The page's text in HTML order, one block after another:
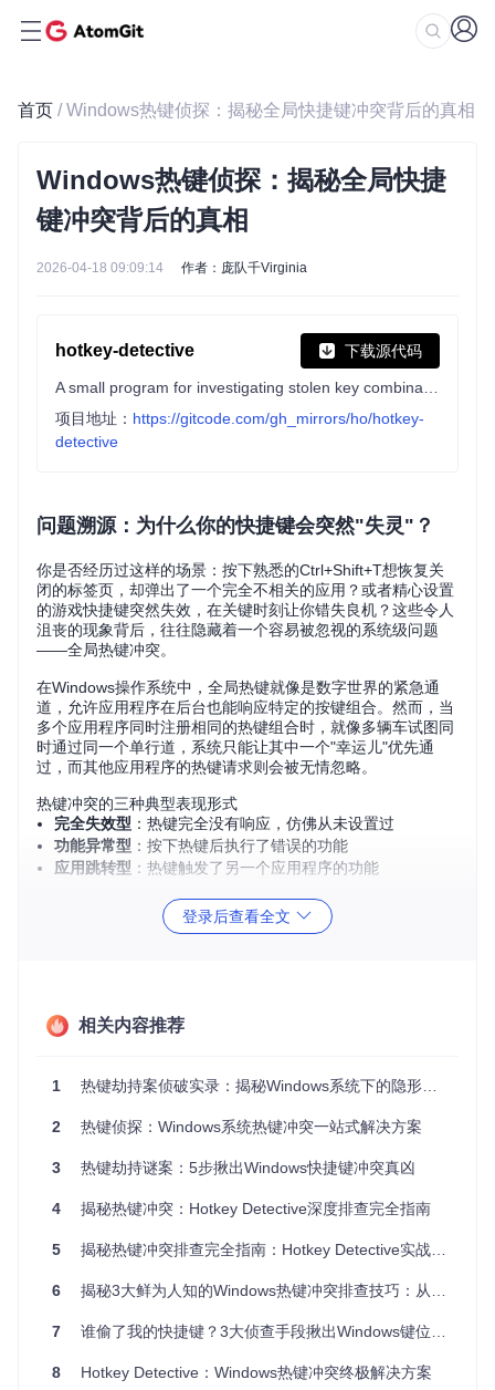
首页 / Windows热键侦探：揭秘全局快捷键冲突背后的真相
Windows热键侦探：揭秘全局快捷
键冲突背后的真相
2026-04-18 09:09:14 作者：庞队千Virginia
hotkey-detective 下载源代码
项目地址： https://gitcode.com/gh_mirrors/ho/hotkey-
detective
问题溯源：为什么你的快捷键会突然"失灵"？
你是否经历过这样的场景：按下熟悉的Ctrl+Shift+T想恢复关
闭的标签页，却弹出了一个完全不相关的应用？或者精心设置
的游戏快捷键突然失效，在关键时刻让你错失良机？这些令人
沮丧的现象背后，往往隐藏着一个容易被忽视的系统级问题
——全局热键冲突。
在Windows操作系统中，全局热键就像是数字世界的紧急通
道，允许应用程序在后台也能响应特定的按键组合。然而，当
多个应用程序同时注册相同的热键组合时，就像多辆车试图同
时通过同一个单行道，系统只能让其中一个"幸运儿"优先通
过，而其他应用程序的热键请求则会被无情忽略。
热键冲突的三种典型表现形式
完全失效型 ：热键完全没有响应，仿佛从未设置过
功能异常型 ：按下热键后执行了错误的功能
应用跳转型 ：热键触发了另一个应用程序的功能
这些问题不仅影响工作效率，在特定场景下甚至可能造成严重
后果。想象一下，在视频剪辑过程中，本应停止录制的热键却
的"侦探"？
多种先进技术来揭开热键冲突的神秘面纱。它就像一位经验丰
技术
Hotkey Detective方案
传统检测
机制
_CALLWNDPROC)
描
深度
完整进程路径+窗口标题 仅进程名
实时
实时监控热键注册
静态快照
系统
可能干扰
登录后查看全文
相关内容推荐
1 热键劫持案侦破实录：揭秘Windows系统下的隐形劫持者
2 热键侦探：Windows系统热键冲突一站式解决方案
3 热键劫持谜案：5步揪出Windows快捷键冲突真凶
4 揭秘热键冲突：Hotkey Detective深度排查完全指南
5 揭秘热键冲突排查完全指南：Hotkey Detective实战手册
6 揭秘3大鲜为人知的Windows热键冲突排查技巧：从现象到内核的深度侦破
7 谁偷了我的快捷键？3大侦查手段揪出Windows键位抢占真凶
8 Hotkey Detective：Windows热键冲突终极解决方案